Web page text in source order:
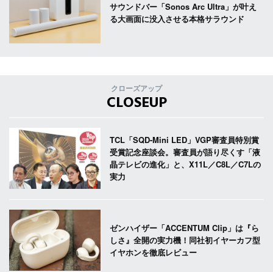
サウンドバー「Sonos Arc Ultra」が叶え
る大画面に没入させる本格サラウンド
クローズアップ
CLOSEUP
TCL「SQD-Mini LED」VGP審査員特別賞
受賞記念座談会。審査員が語り尽くす「液
晶テレビの進化」と、X11L／C8L／C7Lの
実力
ゼンハイザー「ACCENTUM Clip」は『ら
しさ』全開の実力機！同社初イヤーカフ型
イヤホンを徹底レビュー